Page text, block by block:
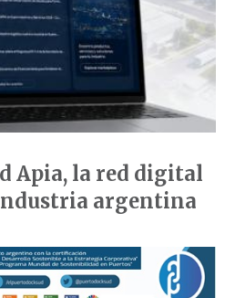
Apia, la red digital
argentina